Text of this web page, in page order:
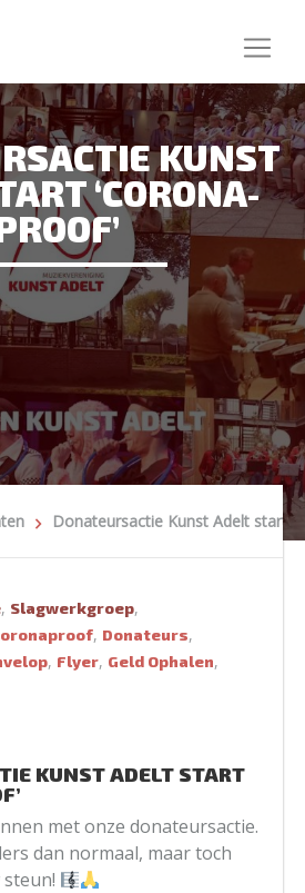
KUNST
‘CORONA-
Donateursactie Kunst Adelt start
, Slagwerkgroep,
, Donateurs,
, Flyer, Geld Ophalen,
KUNST ADELT START
met onze donateursactie.
dan normaal, maar toch